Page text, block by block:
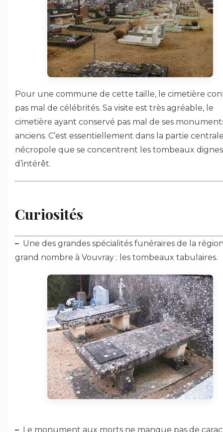
Pour une commune de cette taille, le cimetière
pas mal de célébrités. Sa visite est très agréable, le
cimetière ayant conservé pas mal de ses
anciens. C’est essentiellement dans la partie
nécropole que se concentrent les tombeaux dignes
d’intérêt.
Curiosités
– Une des grandes spécialités funéraires de la
grand nombre à Vouvray : les tombeaux tabulaires.
– Le monument aux morts ne manque pas de